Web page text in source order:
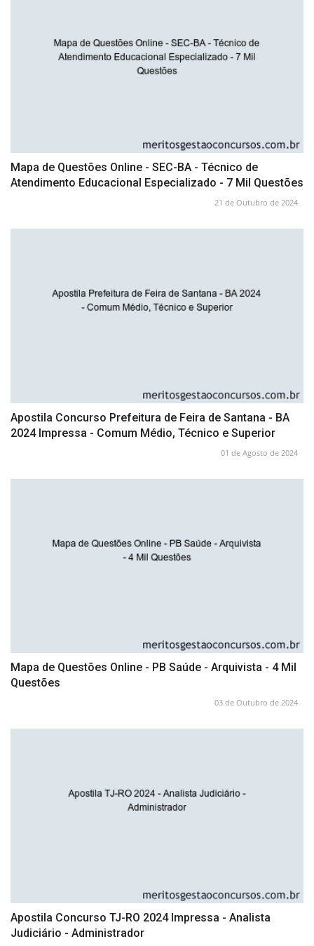
Mapa de Questões Online - SEC-BA - Técnico de
Atendimento Educacional Especializado - 7 Mil Questões
21 de Outubro de 2024
Apostila Concurso Prefeitura de Feira de Santana - BA
2024 Impressa - Comum Médio, Técnico e Superior
01 de Agosto de 2024
Mapa de Questões Online - PB Saúde - Arquivista - 4 Mil
Questões
03 de Outubro de 2024
Apostila Concurso TJ-RO 2024 Impressa - Analista
Judiciário - Administrador